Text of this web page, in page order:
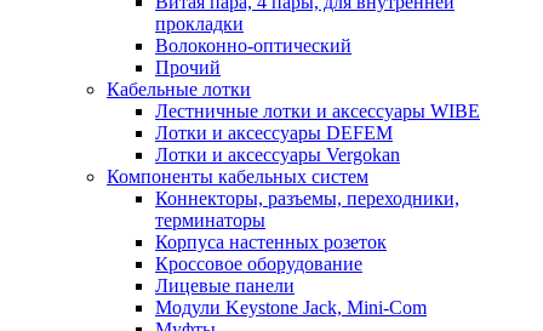
прокладки
Волоконно-оптический
Прочий
Кабельные лотки
Лестничные лотки и аксессуары WIBE
Лотки и аксессуары DEFEM
Лотки и аксессуары Vergokan
Компоненты кабельных систем
Коннекторы, разъемы, переходники,
терминаторы
Корпуса настенных розеток
Кроссовое оборудование
Лицевые панели
Модули Keystone Jack, Mini-Com